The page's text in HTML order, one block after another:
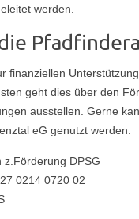
werden.
finanziellen
geht dies über den
ausstellen. Gerne
eG genutzt werden.
z.Förderung DPSG
0214 0720 02